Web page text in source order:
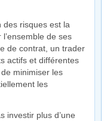
des risques est la
de ses
de contrat, un trader
actifs et différentes
minimiser les
les
investir plus d’une